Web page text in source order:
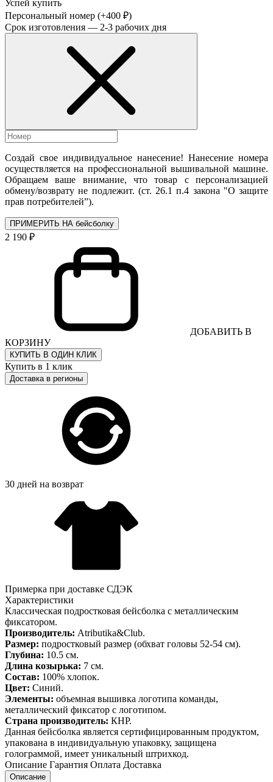
Успей купить
Персональный номер (+400 ₽)
Срок изготовления — 2-3 рабочих дня
Создай свое индивидуальное нанесение! Нанесение номера
осуществляется на профессиональной вышивальной машине.
Обращаем ваше внимание, что товар с персонализацией
обмену/возврату не подлежит. (ст. 26.1 п.4 закона "О защите
прав потребителей”).
ПРИМЕРИТЬ НА бейсболку
2 190 ₽
ДОБАВИТЬ В
КОРЗИНУ
КУПИТЬ В ОДИН КЛИК
Купить в 1 клик
Доставка в регионы
30 дней на возврат
Примерка при доставке СДЭК
Характеристики
Классическая подростковая бейсболка с металлическим
фиксатором.
Производитель: Atributika&Club.
Размер: подростковый размер (обхват головы 52-54 см).
Глубина: 10.5 см.
Длина козырька: 7 см.
Состав: 100% хлопок.
Цвет: Синий.
Элементы: объемная вышивка логотипа команды,
металлический фиксатор с логотипом.
Страна производитель: КНР.
Данная бейсболка является сертифицированным продуктом,
упакована в индивидуальную упаковку, защищена
голограммой, имеет уникальный штрихкод.
Описание Гарантия Оплата Доставка
Описание